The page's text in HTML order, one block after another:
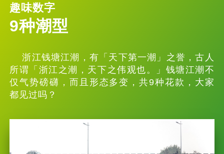
趣味数字
9种潮型
浙江钱塘江潮，有「天下第一潮」之誉，古人
所谓「浙江之潮，天下之伟观也。」钱塘江潮不
仅气势磅礴，而且形态多变，共9种花款，大家
都见过吗？